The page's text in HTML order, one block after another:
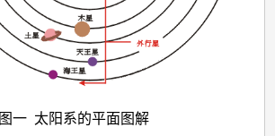
图一 太阳系的平面图解